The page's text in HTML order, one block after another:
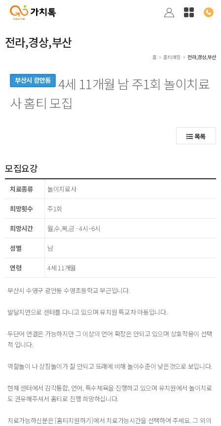
전라,경상,부산
홈 홈티매칭 전라,경상,부산
부산시 광안동
4세 11개월 남 주1회 놀이치료
사 홈티 모집
목록
모집요강
치료종류 놀이치료사
희망횟수 주1회
희망시간 월,수,목,금 - 4시~6시
성별 남
연령 4세 11개월
부산시 수영구 광안동 수영초등학교 부근입니다.
발달지연으로 센터를 다니고 있으며 유치원 특교자 아동입니다.
두단어 연결은 가능하지만 그 이상의 언어 확장은 안되고 있으며 상호작용이 선택
적 입니다.
역할놀이 나 상징놀이가 잘 안되고 또래에 비해 놀이수준이 낮은것으로 보입니다.
현재 센터에서 감각통합, 언어, 특수체육을 진행하고 있으며 유치원에서 놀이치료
도 권유해주셔서 홈티로 진행 희망하십니다.
치료가능하신분은 [홈티지원하기]에서 치료가능시간을 선택하여 주세요. 그 외의